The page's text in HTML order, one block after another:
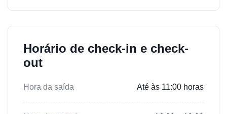
Horário de check-in e check-
out
Hora da saída Até às 11:00 horas